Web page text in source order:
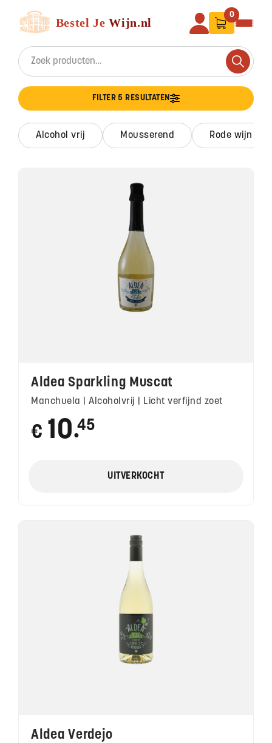
Search for:
Search
0
FILTER 5 RESULTATEN
alcohol vrij mousserend rode wijn
Aldea Sparkling Muscat
Manchuela | Alcoholvrij | Licht verfijnd zoet
€ 10 ●
45
UITVERKOCHT
Aldea Verdejo